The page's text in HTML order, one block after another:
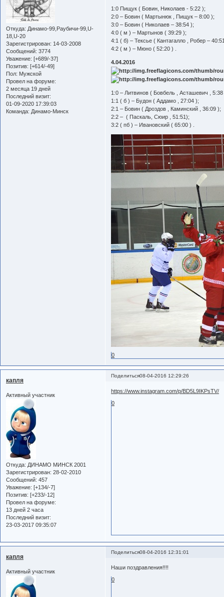
Откуда: Динамо-99,Раубичи-99,U-
18,U-20
Зарегистрирован: 14-03-2008
Сообщений: 3774
Уважение: [+689/-37]
Позитив: [+614/-49]
Пол: Мужской
Провел на форуме:
2 месяца 19 дней
Последний визит:
01-09-2020 17:39:03
Команда: Динамо-Минск
1:0 Пищук ( Бовин, Николаев - 5:22 );
2:0 – Бовин ( Мартынюк , Пищук – 8:00 );
3:0 – Бовин ( Николаев – 38:54 );
4:0 ( м ) – Мартынов ( 39:29 );
4:1 ( б) – Тексье ( Кантагалло , Робер –
4:2 ( м ) – Мюно ( 52:20 ) .
4.04.2016
1:0 – Литвинов ( Бовбель , Асташевич , 5:38
1:1 ( б ) – Будон ( Аддамо , 27:04 );
2:1 – Бовин ( Дроздов , Каминский , 36:09 );
2:2 – ( Паскаль, Сюир , 51:51);
3:2 ( пб ) – Ивановский ( 65:00 ) .
0
Поделиться08-04-2016 12:29:26
капля
Активный участник
Откуда: ДИНАМО МИНСК 2001
Зарегистрирован: 28-02-2010
Сообщений: 457
Уважение: [+134/-7]
Позитив: [+233/-12]
Провел на форуме:
13 дней 2 часа
Последний визит:
23-03-2017 09:35:07
https://www.instagram.com/p/BD5L9IKPsTV/
0
Поделиться08-04-2016 12:31:01
капля
Активный участник
Наши поздравления!!!!
0